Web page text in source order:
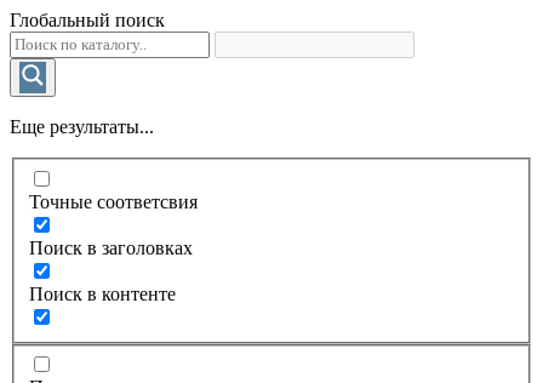
Глобальный поиск
Еще результаты...
Точные соответсвия
Поиск в заголовках
Поиск в контенте